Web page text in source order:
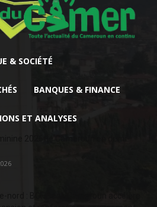
& SOCIÉTÉ
BANQUES & FINANCE
ET ANALYSES